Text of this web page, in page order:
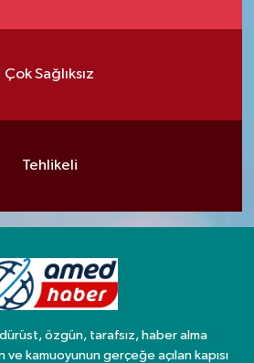
Çok Sağlıksız
Tehlikeli
özgün, tarafsız, haber alma
kamuoyunun gerçeğe açılan kapısı